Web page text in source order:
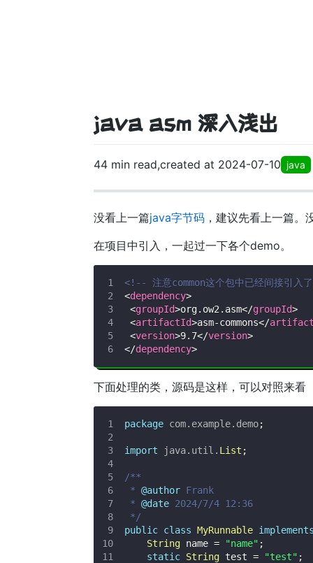
java asm 深入浅出
44 min read,created at 2024-07-10 java
没看上一篇java字节码 ，建议先看上一篇
在项目中引入，一起过一下各个demo。
<!-- 注意common这个包中已经间接引
<dependency>
<groupId>org.ow2.asm</groupId>
<artifactId>asm-commons</
<version>9.7</version>
</dependency>
下面处理的类，源码是这样，可以对照来看
package com. example. demo;
import java. util . List ;
* @author
* @date
*/
public class MyRunnable
String name = "name" ;
static String test = "test" ;